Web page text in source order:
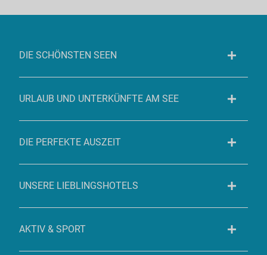
DIE SCHÖNSTEN SEEN
URLAUB UND UNTERKÜNFTE AM SEE
DIE PERFEKTE AUSZEIT
UNSERE LIEBLINGSHOTELS
AKTIV & SPORT